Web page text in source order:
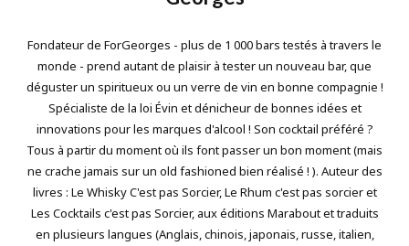
Fondateur de ForGeorges - plus de 1 000 bars testés à travers le
monde - prend autant de plaisir à tester un nouveau bar, que
déguster un spiritueux ou un verre de vin en bonne compagnie !
Spécialiste de la loi Évin et dénicheur de bonnes idées et
innovations pour les marques d'alcool ! Son cocktail préféré ?
Tous à partir du moment où ils font passer un bon moment (mais
ne crache jamais sur un old fashioned bien réalisé ! ). Auteur des
livres : Le Whisky C'est pas Sorcier, Le Rhum c'est pas sorcier et
Les Cocktails c'est pas Sorcier, aux éditions Marabout et traduits
en plusieurs langues (Anglais, chinois, japonais, russe, italien,